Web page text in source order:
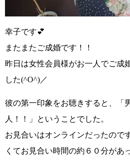
幸子です💕
またまたご成婚です！！
昨日は女性会員様がお一人でご成
した(^O^)／
彼の第一印象をお聴きすると、
「
人！！」
ということでした。
お見合いはオンラインだったので
くてお見合い時間の約６０分があ